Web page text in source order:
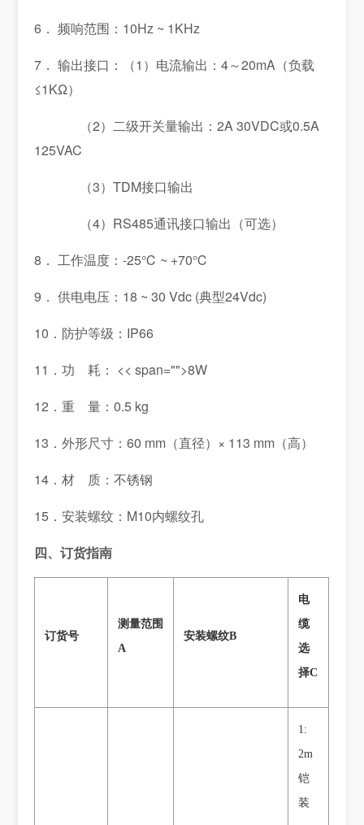
6． 频响范围：10Hz ~ 1KHz
7． 输出接口：（1）电流输出：4～20mA（负载
≤1KΩ）
（2）二级开关量输出：2A 30VDC或0.5A
125VAC
（3）TDM接口输出
（4）RS485通讯接口输出（可选）
8． 工作温度：-25℃ ~ +70℃
9． 供电电压：18 ~ 30 Vdc (典型24Vdc)
10．防护等级：IP66
11．功 耗： << span="">8W
12．重 量：0.5 kg
13．外形尺寸：60 mm（直径）× 113 mm（高）
14．材 质：不锈钢
15．安装螺纹：M10内螺纹孔
四、订货指南
订货号
测量范围
A
安装螺纹B
电
缆
选
择C
1:
2m
铠
装